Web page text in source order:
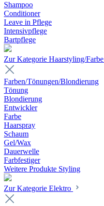
Shampoo
Conditioner
Leave in Pflege
Intensivpflege
Bartpflege
Zur Kategorie Haarstyling/Farbe
Farben/Tönungen/Blondierung
Tönung
Blondierung
Entwickler
Farbe
Haarspray
Schaum
Gel/Wax
Dauerwelle
Farbfestiger
Weitere Produkte Styling
Zur Kategorie Elektro